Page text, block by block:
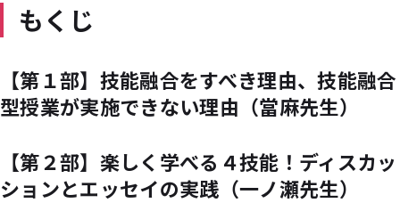
もくじ
【第１部】技能融合をすべき理由、技能融合
型授業が実施できない理由（當麻先生）
【第２部】楽しく学べる４技能！ディスカッ
ションとエッセイの実践（一ノ瀬先生）